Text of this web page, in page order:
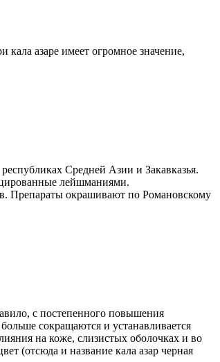
азаре имеет огромное значение,
Средней Азии и Закавказья.
лейшманиями.
Препараты окрашивают по Романовскому
с постепенного повышения
сокращаются и устанавливается
на коже, слизистых оболочках и во
(отсюда и название кала азар черная